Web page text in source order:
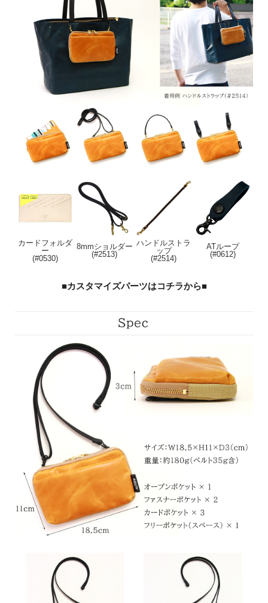
カードフォルダ
ー
(#0530)
8mmショルダー
(#2513)
ハンドルストラ
ップ
(#2514)
ATループ
(#0612)
■カスタマイズパーツはコチラから■